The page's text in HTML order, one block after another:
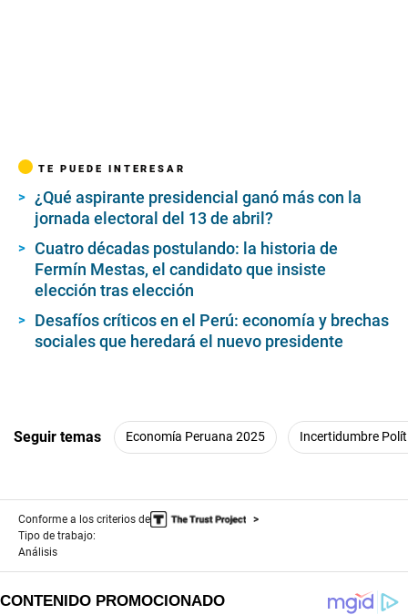
TE PUEDE INTERESAR
¿Qué aspirante presidencial ganó más con la
jornada electoral del 13 de abril?
Cuatro décadas postulando: la historia de
Fermín Mestas, el candidato que insiste
elección tras elección
Desafíos críticos en el Perú: economía y brechas
sociales que heredará el nuevo presidente
Seguir temas Economía Peruana 2025 Incertidumbre
Conforme a los criterios de
Tipo de trabajo:
Análisis